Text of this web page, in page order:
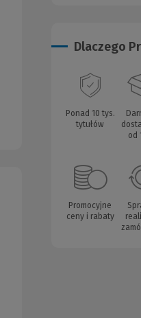
Dlaczego
Ponad 10 tys.
tytułów
od
Promocyjne
ceny i rabaty